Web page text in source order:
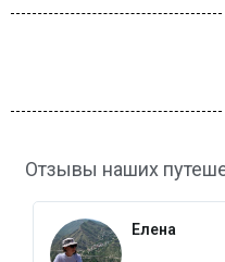
Отзывы наших
Елена